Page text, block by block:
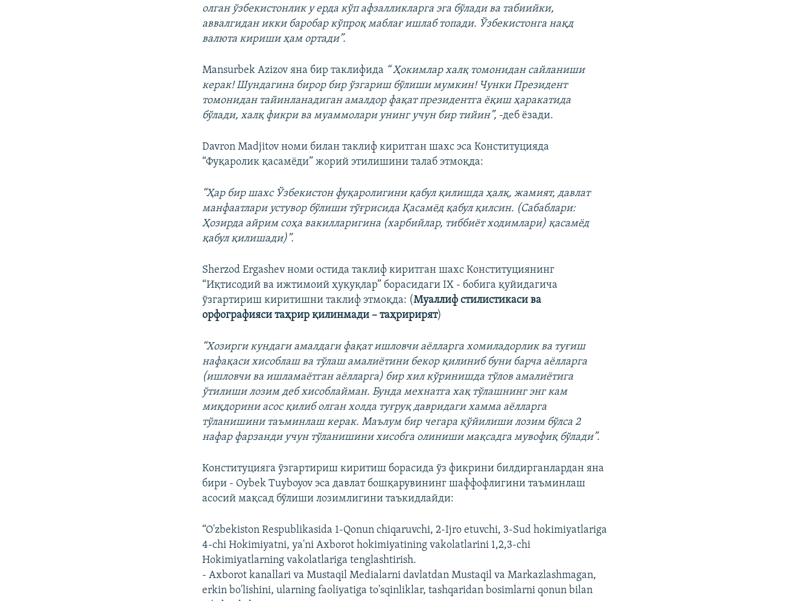
олган ўзбекистонлик у ерда кўп афзалликларга эга бўлади ва табиийки,
аввалгидан икки баробар кўпроқ маблағ ишлаб топади. Ўзбекистонга нақд
валюта кириши ҳам ортади”.
Mansurbek Azizov яна бир таклифида “ Ҳокимлар халқ томонидан сайланиши
керак! Шундагина бирор бир ўзгариш бўлиши мумкин! Чунки Президент
томонидан тайинланадиган амалдор фақат президентга ёқиш ҳаракатида
бўлади, халқ фикри ва муаммолари унинг учун бир тийин”, -деб ёзади.
Davron Madjitov номи билан таклиф киритган шахс эса Конституцияда
“Фуқаролик қасамёди” жорий этилишини талаб этмоқда:
“Ҳар бир шахс Ўзбекистон фуқаролигини қабул қилишда ҳалқ, жамият, давлат
манфаатлари устувор бўлиши тўғрисида Қасамёд қабул қилсин. (Сабаблари:
Ҳозирда айрим соҳа вакилларигина (харбийлар, тиббиёт ходимлари) қасамёд
қабул қилишади)”.
Sherzod Ergashev номи остида таклиф киритган шахс Конституциянинг
“Иқтисодий ва ижтимоий ҳуқуқлар” борасидаги IX - бобига қуйидагича
ўзгартириш киритишни таклиф этмоқда: (Муаллиф стилистикаси ва
орфографияси таҳрир қилинмади – таҳририрят)
“Хозирги кундаги амалдаги фақат ишловчи аёлларга хомиладорлик ва туғиш
нафақаси хисоблаш ва тўлаш амалиётини бекор қилиниб буни барча аёлларга
(ишловчи ва ишламаётган аёлларга) бир хил кўринишда тўлов амалиётига
ўтилиши лозим деб хисоблайман. Бунда мехнатга хақ тўлашнинг энг кам
миқдорини асос қилиб олган холда туғруқ давридаги хамма аёлларга
тўланишини таъминлаш керак. Маълум бир чегара қўйилиши лозим бўлса 2
нафар фарзанди учун тўланишини хисобга олиниши мақсадга мувофиқ бўлади”.
Конституцияга ўзгартириш киритиш борасида ўз фикрини билдирганлардан яна
бири - Oybek Tuyboyov эса давлат бошқарувининг шаффофлигини таъминлаш
асосий мақсад бўлиши лозимлигини таъкидлайди:
“O'zbekiston Respublikasida 1-Qonun chiqaruvchi, 2-Ijro etuvchi, 3-Sud hokimiyatlariga
4-chi Hokimiyatni, ya'ni Axborot hokimiyatining vakolatlarini 1,2,3-chi
Hokimiyatlarning vakolatlariga tenglashtirish.
- Axborot kanallari va Mustaqil Medialarni davlatdan Mustaqil va Markazlashmagan,
erkin bo'lishini, ularning faoliyatiga to'sqinliklar, tashqaridan bosimlarni qonun bilan